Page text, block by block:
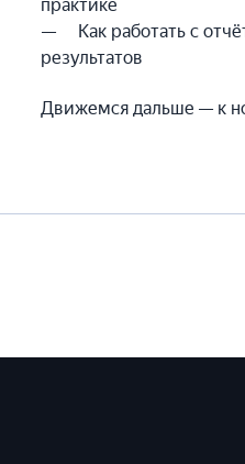
практике
Как работать с
результатов
Движемся дальше — к